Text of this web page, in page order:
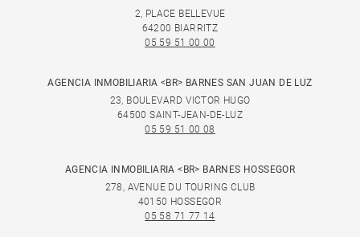
2, PLACE BELLEVUE
64200 BIARRITZ
05 59 51 00 00
AGENCIA INMOBILIARIA <BR> BARNES SAN JUAN DE LUZ
23, BOULEVARD VICTOR HUGO
64500 SAINT-JEAN-DE-LUZ
05 59 51 00 08
AGENCIA INMOBILIARIA <BR> BARNES HOSSEGOR
278, AVENUE DU TOURING CLUB
40150 HOSSEGOR
05 58 71 77 14